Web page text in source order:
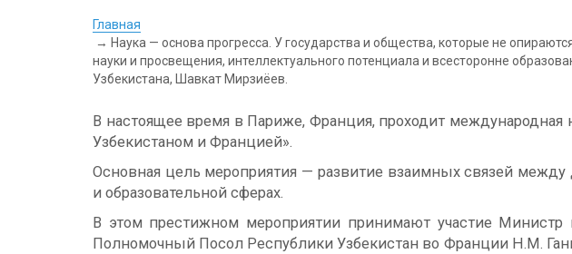
Главная
Наука — основа прогресса. У государства и общества, которые не
науки и просвещения, интеллектуального потенциала и всесторонне
Узбекистана, Шавкат Мирзиёев.
В настоящее время в Париже, Франция, проходит международная
Узбекистаном и Францией».
Основная цель мероприятия — развитие взаимных связей между
и образовательной сферах.
В этом престижном мероприятии принимают участие
Полномочный Посол Республики Узбекистан во Франции Н.М.